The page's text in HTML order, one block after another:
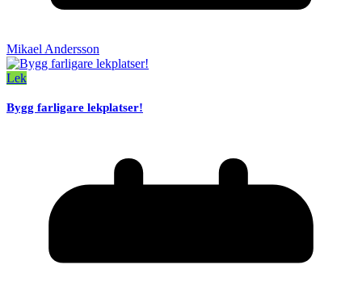
Mikael Andersson
Lek
Bygg farligare lekplatser!